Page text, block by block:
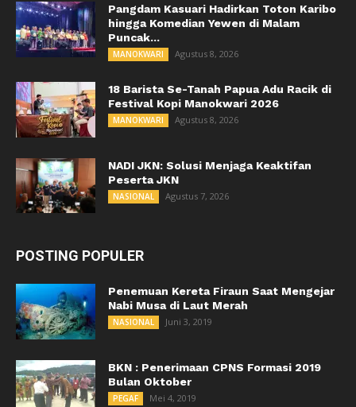
Pangdam Kasuari Hadirkan Toton Karibo
hingga Komedian Yewen di Malam
Puncak...
MANOKWARI Agustus 8, 2026
18 Barista Se-Tanah Papua Adu Racik di
Festival Kopi Manokwari 2026
MANOKWARI Agustus 8, 2026
NADI JKN: Solusi Menjaga Keaktifan
Peserta JKN
NASIONAL Agustus 7, 2026
POSTING POPULER
Penemuan Kereta Firaun Saat Mengejar
Nabi Musa di Laut Merah
NASIONAL Juni 3, 2019
BKN : Penerimaan CPNS Formasi 2019
Bulan Oktober
PEGAF Mei 4, 2019